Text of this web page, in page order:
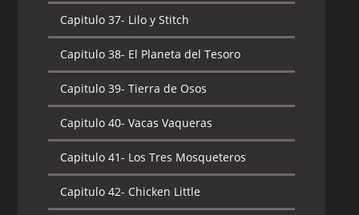
Capitulo 37- Lilo y Stitch
Capitulo 38- El Planeta del Tesoro
Capitulo 39- Tierra de Osos
Capitulo 40- Vacas Vaqueras
Capitulo 41- Los Tres Mosqueteros
Capitulo 42- Chicken Little